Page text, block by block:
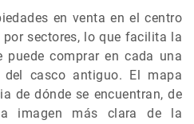
en venta en el centro
sectores, lo que facilita la
puede comprar en cada una
casco antiguo. El mapa
de dónde se encuentran, de
imagen más clara de la